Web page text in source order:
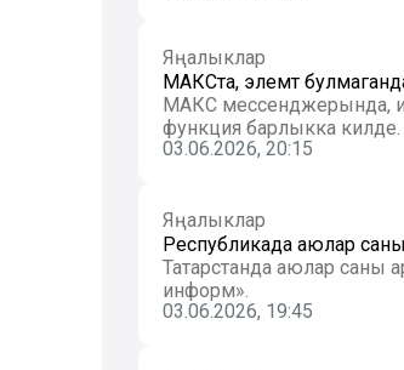
Яңалыклар
МАКСта, элемтә
МАКС мессенджерында,
функция барлыкка килде.
03.06.2026, 20:15
Яңалыклар
Республикада аюлар
Татарстанда аюлар саны
информ».
03.06.2026, 19:45